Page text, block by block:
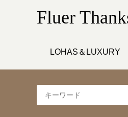
Fluer
LOHAS＆LUXURY